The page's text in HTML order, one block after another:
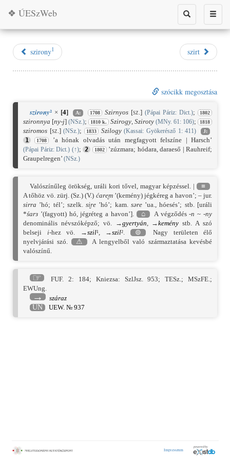
Toggle
Toggle
search
❖ ÚESzWeb
szirony1 szirt
szócikk megosztása
szirony² × [4] A: 1708 Szirnyos [sz.] (Pápai Páriz: Dict.); 1802
szironnya [ny-j] (NSz.); 1810 k. Szirogy, Sziroty (MNy. 61: 106); 1818
sziromos [sz.] (NSz.); 1833 Szilogy (Kassai: Gyökerésző 1: 411) J:
1 1708 ’a hónak olvadás után megfagyott felszíne | Harsch’
(Pápai Páriz: Dict.) (↑); 2 1802 ’zúzmara; hódara, daraeső | Rauhreif;
Graupelregen’ (NSz.)
Valószínűleg örökség, uráli kori tővel, magyar képzéssel. |
≡
A tőhöz vö. zürj. (Sz.) (V.) ćare̮m’(kemény) jégkéreg a havon’; – jur.
sirra ’hó; tél’; szelk.si̮re ’hó’; kam. səre’ua., hóesés’; stb. [uráli
*śarɜ ’(fagyott) hó, jégréteg a havon’]. ⌂ A végződés-n ~-ny
denominális névszóképző; vö. →gyertyán, →kemény stb. A szó
belseji i-hez vö. →szil¹, →szil². ⊚
Nagy területen élő
nyelvjárási szó.
⚠
A lengyelből való származtatása kevésbé
valószínű.
☞ FUF. 2: 184; Kniezsa: SzlJsz. 953;TESz.;MSzFE.;
EWUng.
→
száraz
UN
UEW. № 937